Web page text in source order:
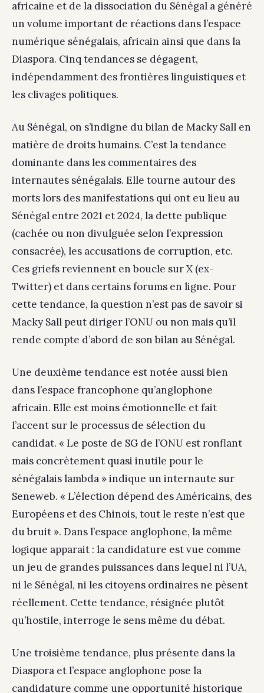
africaine et de la dissociation du Sénégal a généré
un volume important de réactions dans l’espace
numérique sénégalais, africain ainsi que dans la
Diaspora. Cinq tendances se dégagent,
indépendamment des frontières linguistiques et
les clivages politiques.
Au Sénégal, on s’indigne du bilan de Macky Sall en
matière de droits humains. C’est la tendance
dominante dans les commentaires des
internautes sénégalais. Elle tourne autour des
morts lors des manifestations qui ont eu lieu au
Sénégal entre 2021 et 2024, la dette publique
(cachée ou non divulguée selon l’expression
consacrée), les accusations de corruption, etc.
Ces griefs reviennent en boucle sur X (ex-
Twitter) et dans certains forums en ligne. Pour
cette tendance, la question n’est pas de savoir si
Macky Sall peut diriger l’ONU ou non mais qu’il
rende compte d’abord de son bilan au Sénégal.
Une deuxième tendance est notée aussi bien
dans l’espace francophone qu’anglophone
africain. Elle est moins émotionnelle et fait
l’accent sur le processus de sélection du
candidat. « Le poste de SG de l’ONU est ronflant
mais concrètement quasi inutile pour le
sénégalais lambda » indique un internaute sur
Seneweb. « L’élection dépend des Américains, des
Européens et des Chinois, tout le reste n’est que
du bruit ». Dans l’espace anglophone, la même
logique apparait : la candidature est vue comme
un jeu de grandes puissances dans lequel ni l’UA,
ni le Sénégal, ni les citoyens ordinaires ne pèsent
réellement. Cette tendance, résignée plutôt
qu’hostile, interroge le sens même du débat.
Une troisième tendance, plus présente dans la
Diaspora et l’espace anglophone pose la
candidature comme une opportunité historique